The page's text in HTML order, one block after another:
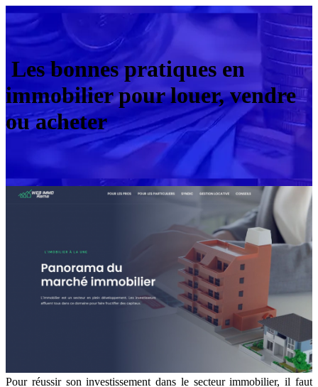
Les bonnes pratiques en
immobilier pour louer, vendre
ou acheter
Pour réussir son investissement dans le secteur immobilier, il faut